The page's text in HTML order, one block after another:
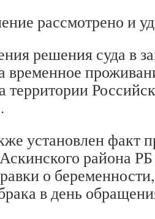
рассмотрено и
решения суда в
временное
территории
установлен факт
района
о
в день